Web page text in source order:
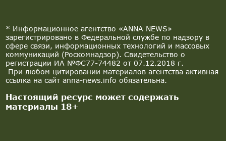
* Информационное агентство «ANNA NEWS»
зарегистрировано в Федеральной службе по надзору в
сфере связи, информационных технологий и массовых
коммуникаций (Роскомнадзор). Свидетельство о
регистрации ИА №ФС77-74482 от 07.12.2018 г.
При любом цитировании материалов агентства активная
ссылка на сайт anna-news.info обязательна.
Настоящий ресурс может содержать
материалы 18+